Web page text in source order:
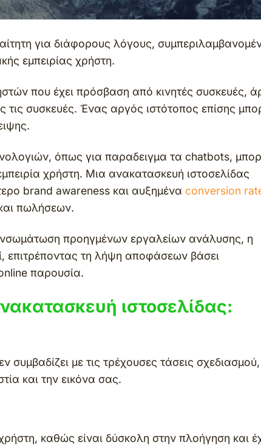
για διάφορους λόγους,
εμπειρίας χρήστη.
που έχει πρόσβαση από κινητές συσκευές,
τις συσκευές. Ένας αργός ιστότοπος επίσης
όπως για παραδειγμα τα chatbots,
χρήστη. Μια ανακατασκευή ιστοσελίδας
brand awareness και αυξημένα conversion
πωλήσεων.
προηγμένων εργαλείων ανάλυσης, η
επιτρέποντας τη λήψη αποφάσεων βάσει
παρουσία.
ιστοσελίδας:
συμβαδίζει με τις τρέχουσες τάσεις σχεδιασμού,
και την εικόνα σας.
καθώς είναι δύσκολη στην πλοήγηση και